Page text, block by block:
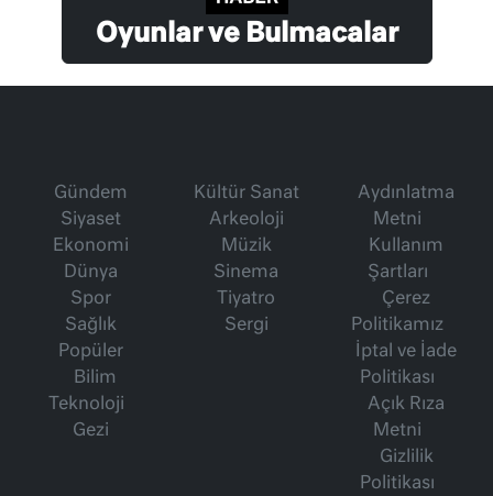
Oyunlar ve Bulmacalar
Gündem
Siyaset
Ekonomi
Dünya
Spor
Sağlık
Popüler
Bilim
Teknoloji
Gezi
Kültür Sanat
Arkeoloji
Müzik
Sinema
Tiyatro
Sergi
Aydınlatma
Metni
Kullanım
Şartları
Çerez
Politikamız
İptal ve İade
Politikası
Açık Rıza
Metni
Gizlilik
Politikası